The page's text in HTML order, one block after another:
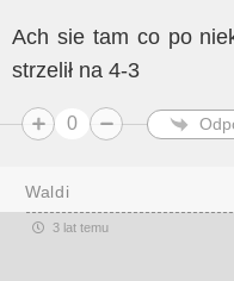
Ach sie tam co po
strzelił na 4-3
0
Waldi
3 lat temu